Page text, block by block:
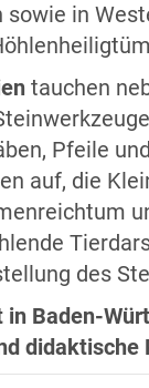
sowie in
tauchen
Pfeile
auf, die
des
Baden-
didaktische